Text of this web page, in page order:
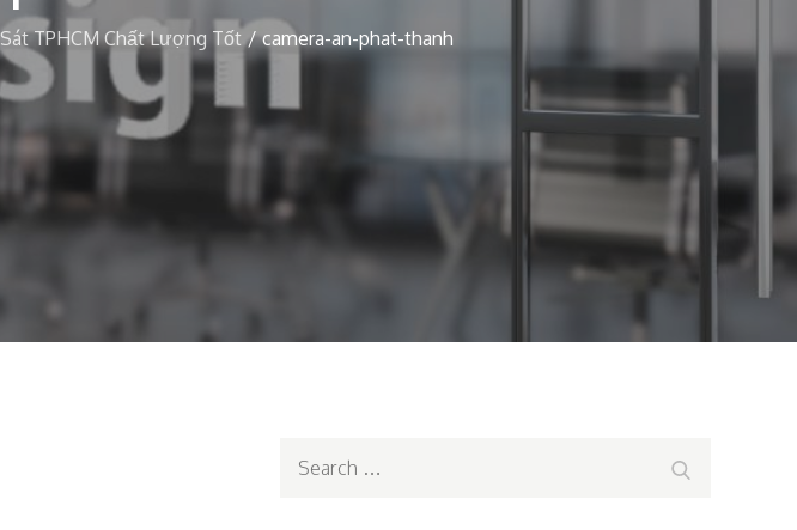
TPHCM Chất Lượng Tốt camera-an-phat-thanh
Search